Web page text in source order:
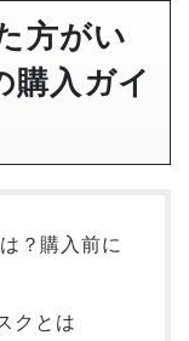
方がい
購入ガイ
？購入前に
クとは